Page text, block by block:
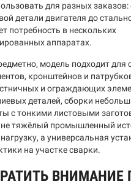
для разных заказов:
детали двигателя до
потребность в нескольких
аппаратах.
модель подходит для
кронштейнов и
и ограждающих
деталей, сборки
с тонкими листовыми
не тяжёлый промышленный
а универсальная
на участке сварки.
ВНИМАНИЕ